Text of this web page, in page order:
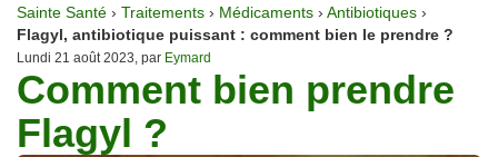
Nutrition
Pathologie
Psychologie
Sainte Santé › Traitements › Médicaments › Antibiotiques ›
Flagyl, antibiotique puissant : comment bien le prendre ?
Lundi 21 août 2023, par Eymard
Comment bien prendre
Flagyl ?